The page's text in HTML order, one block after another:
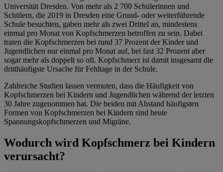
Universität Dresden. Von mehr als 2 700 Schülerinnen und
Schülern, die 2019 in Dresden eine Grund- oder weiterführende
Schule besuchten, gaben mehr als zwei Drittel an, mindestens
einmal pro Monat von Kopfschmerzen betroffen zu sein. Dabei
traten die Kopfschmerzen bei rund 37 Prozent der Kinder und
Jugendlichen nur einmal pro Monat auf, bei fast 32 Prozent aber
sogar mehr als doppelt so oft. Kopfschmerz ist damit insgesamt die
dritthäufigste Ursache für Fehltage in der Schule.
Zahlreiche Studien lassen vermuten, dass die Häufigkeit von
Kopfschmerzen bei Kindern und Jugendlichen während der letzten
30 Jahre zugenommen hat. Die beiden mit Abstand häufigsten
Formen von Kopfschmerzen bei Kindern sind heute
Spannungskopfschmerzen und Migräne.
Wodurch wird Kopfschmerz bei Kindern
verursacht?